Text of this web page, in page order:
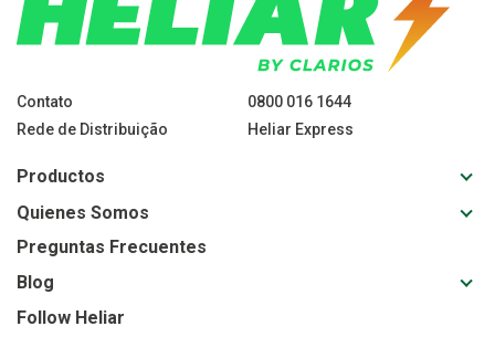
Contato
0800 016 1644
Rede de Distribuição
Heliar Express
Productos
Quienes Somos
for
Preguntas Frecuentes
Blog
Follow Heliar